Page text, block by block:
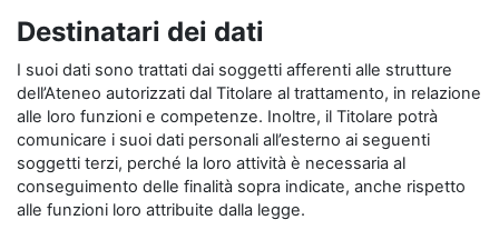
Destinatari dei dati
I suoi dati sono trattati dai soggetti afferenti alle strutture
dell’Ateneo autorizzati dal Titolare al trattamento, in relazione
alle loro funzioni e competenze. Inoltre, il Titolare potrà
comunicare i suoi dati personali all’esterno ai seguenti
soggetti terzi, perché la loro attività è necessaria al
conseguimento delle finalità sopra indicate, anche rispetto
alle funzioni loro attribuite dalla legge.